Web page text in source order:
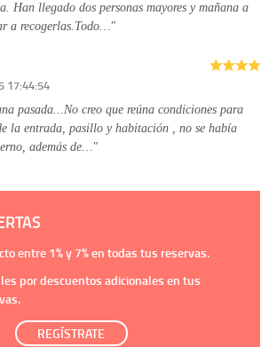
Han llegado dos personas mayores y mañana a
a recogerlas.Todo…"
17:44:54
pasada...No creo que reúna condiciones para
la entrada, pasillo y habitación , no se había
además de…"
entre 1%y 7%en todas tus reservas.
por descuentos adicionales en tus
REGÍSTRATE